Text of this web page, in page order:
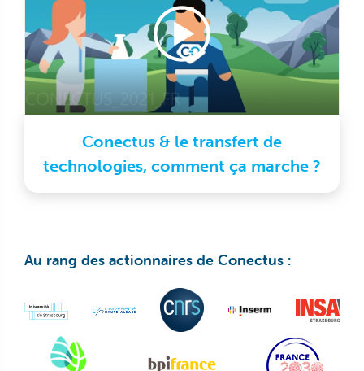
Conectus & le transfert de
technologies, comment ça marche ?
Au rang des actionnaires de Conectus :